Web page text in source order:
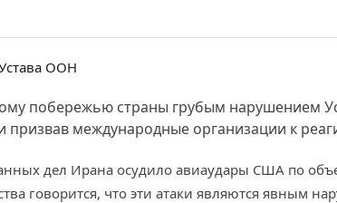
побережью страны грубым нарушением
международные организации к
дел Ирана осудило авиаудары США по
говорится, что эти атаки являются явным